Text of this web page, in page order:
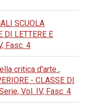
SCUOLA
DI LETTERE E
Fasc. 4
critica d'arte ,
- CLASSE DI
Vol. IV, Fasc. 4